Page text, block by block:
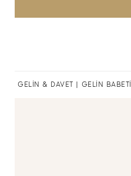
GELİN & DAVET GELİN BABETİ